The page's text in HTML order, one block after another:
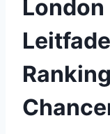
London